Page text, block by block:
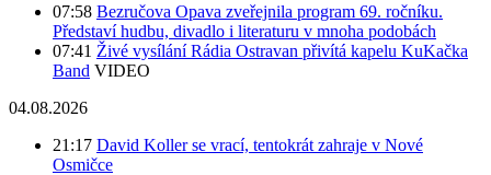
07:58 Bezručova Opava zveřejnila program 69. ročníku.
Představí hudbu, divadlo i literaturu v mnoha podobách
07:41 Živé vysílání Rádia Ostravan přivítá kapelu KuKačka
Band VIDEO
04.08.2026
21:17 David Koller se vrací, tentokrát zahraje v Nové
Osmičce